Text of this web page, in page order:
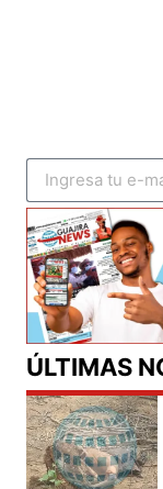
ÚLTIMAS